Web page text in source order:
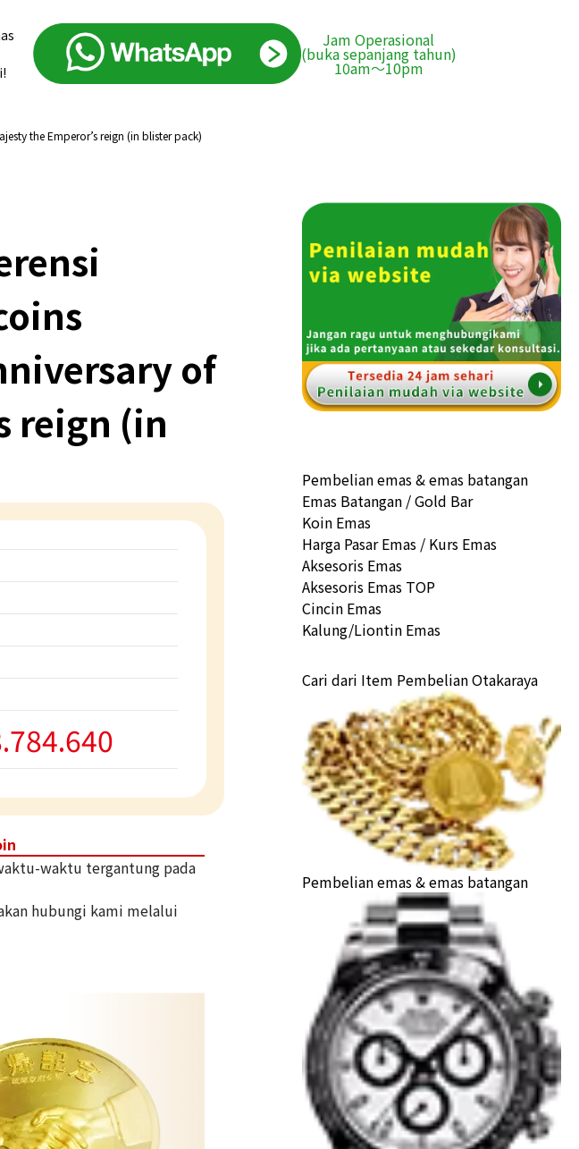
Jam Operasional
(buka sepanjang tahun)
10am〜10pm
the Emperor’s reign (in blister pack)
of
reign (in
waktu tergantung pada
hubungi kami melalui
Pembelian emas & emas batangan
Emas Batangan / Gold Bar
Koin Emas
Harga Pasar Emas / Kurs Emas
Aksesoris Emas
Aksesoris Emas TOP
Cincin Emas
Kalung/Liontin Emas
Cari dari Item Pembelian Otakaraya
Pembelian emas & emas batangan